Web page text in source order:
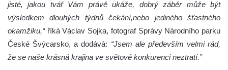
jisté, jakou tvář Vám právě ukáže, dobrý záběr může být
výsledkem dlouhých týdnů čekání,nebo jediného šťastného
okamžiku,“říká Václav Sojka, fotograf Správy Národního parku
České Švýcarsko, a dodává: “Jsem ale především velmi rád,
že se naše krásná krajina ve světové konkurenci neztratí.”